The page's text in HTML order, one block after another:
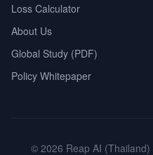
Loss Calculator
About Us
Global Study (PDF)
Policy Whitepaper
© 2026 Reap AI